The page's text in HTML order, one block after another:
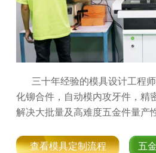
三十年经验的模具设计工程
化铆合件，自动模内攻牙件，精
解决大批量及高难度五金件量产
查看模具定制流程 五